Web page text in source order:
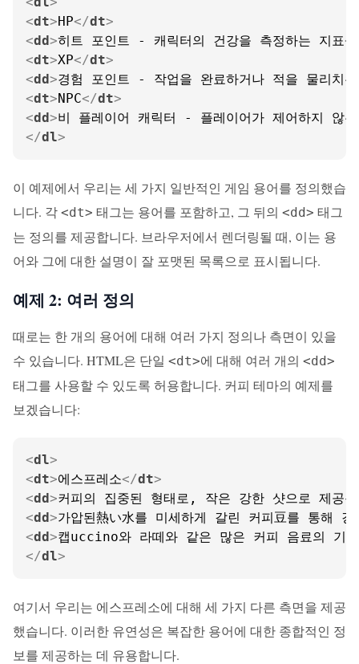
<dt>HP</dt>
<dd>히트 포인트 - 캐릭터의 건강을 측정하는 지표
<dt>XP</dt>
<dd>경험 포인트 - 작업을 완료하거나 적을 물리치
<dt>NPC</dt>
<dd>비 플레이어 캐릭터 - 플레이어가 제어하지 않
</dl>
이 예제에서 우리는 세 가지 일반적인 게임 용어를 정의했습
니다. 각 <dt> 태그는 용어를 포함하고, 그 뒤의 <dd> 태그
는 정의를 제공합니다. 브라우저에서 렌더링될 때, 이는 용
어와 그에 대한 설명이 잘 포맷된 목록으로 표시됩니다.
예제 2: 여러 정의
때로는 한 개의 용어에 대해 여러 가지 정의나 측면이 있을
수 있습니다. HTML은 단일 <dt>에 대해 여러 개의 <dd>
태그를 사용할 수 있도록 허용합니다. 커피 테마의 예제를
보겠습니다:
<dl>
<dt>에스프레소</dt>
<dd>커피의 집중된 형태로, 작은 강한 샷으로 제공
<dd>가압된熱い水를 미세하게 갈린 커피豆를 통해
<dd>캡uccino와 라떼와 같은 많은 커피 음료의 기
</dl>
여기서 우리는 에스프레소에 대해 세 가지 다른 측면을 제공
했습니다. 이러한 유연성은 복잡한 용어에 대한 종합적인 정
보를 제공하는 데 유용합니다.